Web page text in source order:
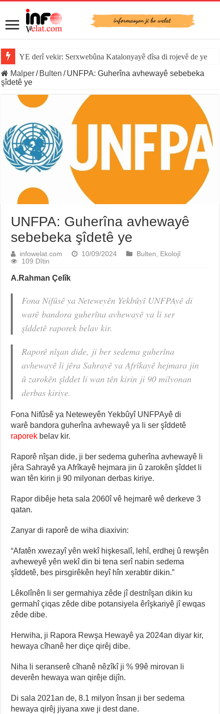
YE derî vekir: Serxwebûna Katalonyayê dîsa di rojevê de ye
Malper/ Bulten / UNFPA: Guherîna avhewayê sebebeka
şîdetê ye
UNFPA: Guherîna avhewayê
sebebeka şîdetê ye
infowelat.com 10/09/2024 Bulten, Ekolojî
109 Dîtin
A.Rahman Çelîk
Fona Nifûsê ya Neteweyên Yekbûyî UNFPAyê di
warê bandora guherîna avhewayê ya li ser
şîddetê raporek belav kir.
Raporê nîşan dide, ji ber sedema guherîna
avhewayê li jêra Sahrayê ya Afrîkayê hejmara jin
û zarokên şîddet li wan tên kirin ji 90 milyonan
derbas kiriye.
Fona Nifûsê ya Neteweyên Yekbûyî UNFPAyê di
warê bandora guherîna avhewayê ya li ser şîddetê
raporek belav kir.
Raporê nîşan dide, ji ber sedema guherîna avhewayê li
jêra Sahrayê ya Afrîkayê hejmara jin û zarokên şîddet li
wan tên kirin ji 90 milyonan derbas kiriye.
Rapor dibêje heta sala 2060î vê hejmarê wê derkeve 3
qatan.
Zanyar di raporê de wiha diaxivin:
“Afatên xwezayî yên wekî hişkesalî, lehî, erdhej û rewşên
avheweyê yên wekî din bi tena serî nabin sedema
şîddetê, bes pirsgirêkên heyî hîn xerabtir dikin.”
Lêkolînên li ser germahiya zêde jî destnîşan dikin ku
germahî çiqas zêde dibe potansiyela êrîşkariyê jî ewqas
zêde dibe.
Herwiha, ji Rapora Rewşa Hewayê ya 2024an diyar kir,
hewaya cîhanê her diçe qirêj dibe.
Niha li seranserê cîhanê nêzîkî ji % 99ê mirovan li
deverên hewaya wan qirêje dijîn.
Di sala 2021an de, 8.1 milyon însan ji ber sedema
hewaya qirêj jiyana xwe ji dest dane.